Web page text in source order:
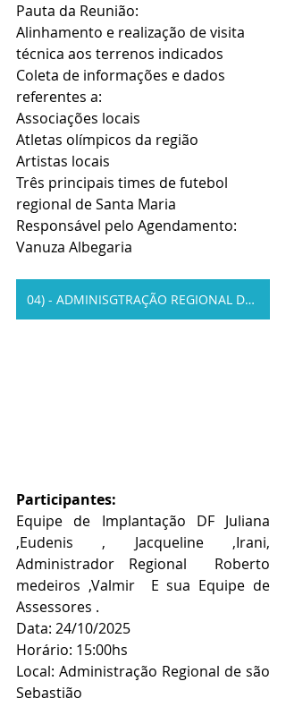
Pauta da Reunião:
Alinhamento e realização de visita
técnica aos terrenos indicados
Coleta de informações e dados
referentes a:
Associações locais
Atletas olímpicos da região
Artistas locais
Três principais times de futebol
regional de Santa Maria
Responsável pelo Agendamento:
Vanuza Albegaria
04) - ADMINISGTRAÇÃO REGIONAL DE SÃO SEBASTIÃO
Participantes:
Equipe de Implantação DF Juliana
,Eudenis , Jacqueline ,Irani,
Administrador Regional  Roberto
medeiros ,Valmir  E sua Equipe de
Assessores .
Data: 24/10/2025
Horário: 15:00hs
Local: Administração Regional de são
Sebastião